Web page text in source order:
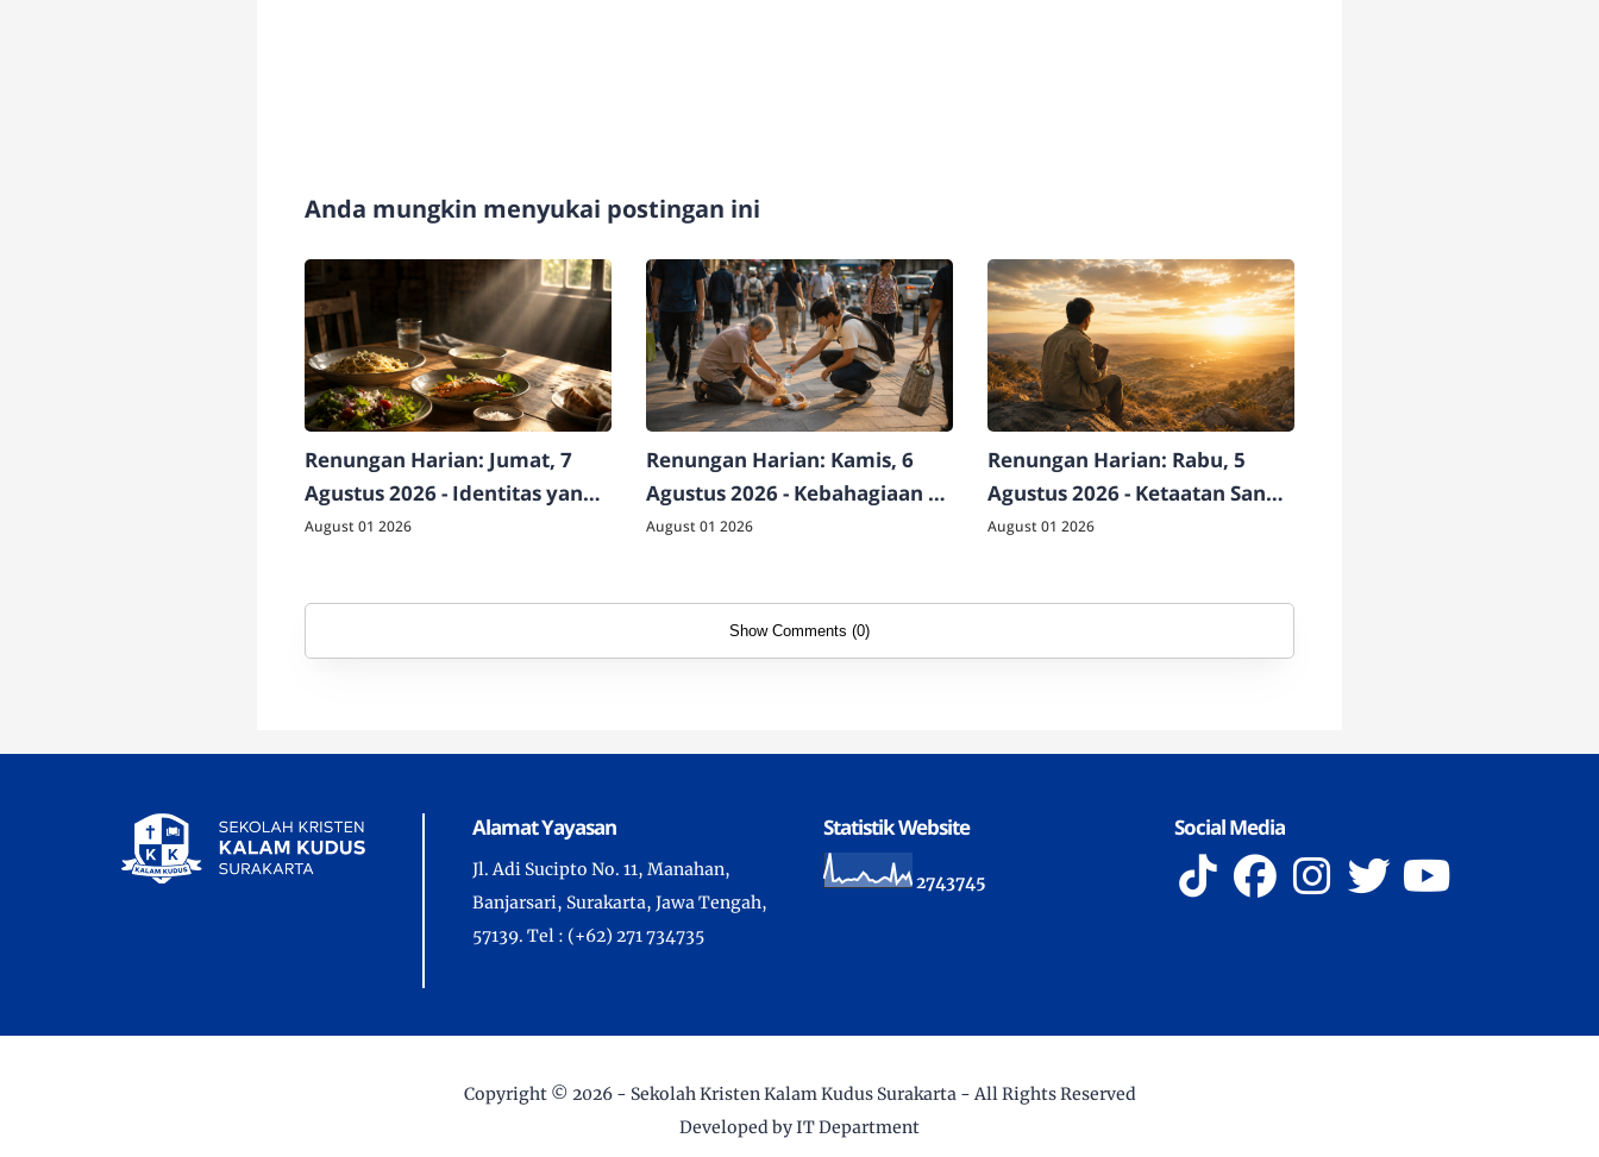
Anda mungkin menyukai postingan ini
Renungan Harian: Jumat, 7
Agustus 2026 - Identitas yang
Berdampak
August 01 2026
Renungan Harian: Kamis, 6
Agustus 2026 - Kebahagiaan di
Luar Logika Dunia
August 01 2026
Renungan Harian: Rabu, 5
Agustus 2026 - Ketaatan Sang
Raja Sejati
August 01 2026
Show Comments (0)
Alamat Yayasan
Jl. Adi Sucipto No. 11, Manahan,
Banjarsari, Surakarta, Jawa Tengah,
57139. Tel : (+62) 271 734735
Statistik Website
2743745
Social Media
Copyright © 2026 - Sekolah Kristen Kalam Kudus Surakarta- All Rights Reserved
Developed by IT Department